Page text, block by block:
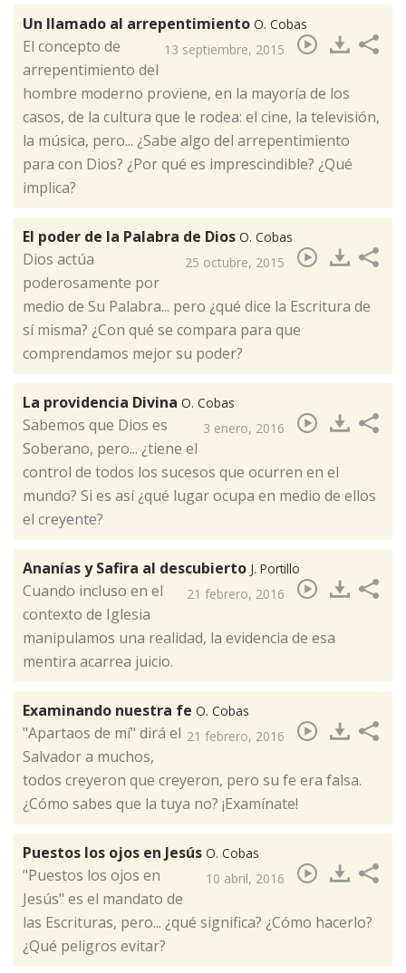
Un llamado al arrepentimiento O. Cobas
13 septiembre, 2015
​El concepto de
arrepentimiento del
hombre moderno proviene, en la mayoría de los
casos, de la cultura que le rodea: el cine, la televisión,
la música, pero... ¿Sabe algo del arrepentimiento
para con Dios? ¿Por qué es imprescindible? ¿Qué
implica?
El poder de la Palabra de Dios O. Cobas
25 octubre, 2015
​Dios actúa
poderosamente por
medio de Su Palabra... pero ¿qué dice la Escritura de
sí misma? ¿Con qué se compara para que
comprendamos mejor su poder?
La providencia Divina O. Cobas
3 enero, 2016
​Sabemos que Dios es
Soberano, pero... ¿tiene el
control de todos los sucesos que ocurren en el
mundo? Si es así ¿qué lugar ocupa en medio de ellos
el creyente?
Ananías y Safira al descubierto J. Portillo
21 febrero, 2016
Cuando incluso en el
contexto de Iglesia
manipulamos una realidad, la evidencia de esa
mentira acarrea juicio.
Examinando nuestra fe O. Cobas
21 febrero, 2016
"​Apartaos de mí" dirá el
Salvador a muchos,
todos creyeron que creyeron, pero su fe era falsa.
¿Cómo sabes que la tuya no? ¡Examínate!
Puestos los ojos en Jesús O. Cobas
10 abril, 2016
"Puestos los ojos en
Jesús" es el mandato de
las Escrituras, pero... ¿qué significa? ¿Cómo hacerlo?
¿Qué peligros evitar?​